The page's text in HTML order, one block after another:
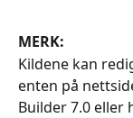
MERK:
Kildene kan
enten på
Builder 7.0 eller